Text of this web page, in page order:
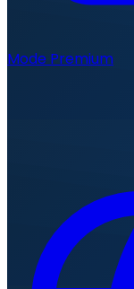
Mode Premium